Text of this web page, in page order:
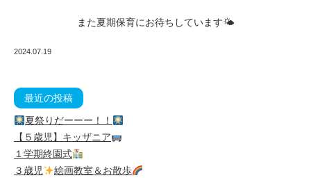
また夏期保育にお待ちしています🌤
2024.07.19
最近の投稿
夏祭りだーーー！！
【５歳児】キッザニア
１学期終園式
３歳児
絵画教室＆お散歩